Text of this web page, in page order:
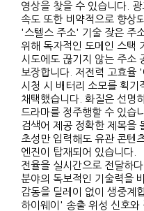
영상을 찾을 수 있습니다.
속도 또한 비약적으로 향상
'스텔스 주소' 기술 잦은 주
위해 독자적인 도메인 스택
시도에도 끊기지 않는 주소
보장합니다. 저전력 고효율
시청 시 배터리 소모를 획기
채택했습니다. 화질은 선명
드라마를 정주행할 수 있습
검색어 제공 정확한 제목을
초성만 입력해도 유관 콘텐
엔진이 탑재되어 있습
전율을 실시간으로 전달하
분야의 독보적인 기술력을
감동을 딜레이 없이 생중계
하이웨이' 송출 위성 신호와